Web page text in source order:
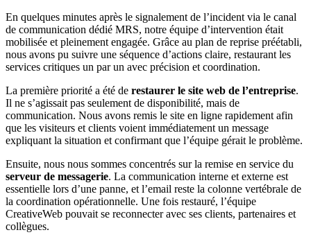
En quelques minutes après le signalement de l’incident via le canal
de communication dédié MRS, notre équipe d’intervention était
mobilisée et pleinement engagée. Grâce au plan de reprise préétabli,
nous avons pu suivre une séquence d’actions claire, restaurant les
services critiques un par un avec précision et coordination.
La première priorité a été de restaurer le site web de l’entreprise.
Il ne s’agissait pas seulement de disponibilité, mais de
communication. Nous avons remis le site en ligne rapidement afin
que les visiteurs et clients voient immédiatement un message
expliquant la situation et confirmant que l’équipe gérait le problème.
Ensuite, nous nous sommes concentrés sur la remise en service du
serveur de messagerie. La communication interne et externe est
essentielle lors d’une panne, et l’email reste la colonne vertébrale de
la coordination opérationnelle. Une fois restauré, l’équipe
CreativeWeb pouvait se reconnecter avec ses clients, partenaires et
collègues.